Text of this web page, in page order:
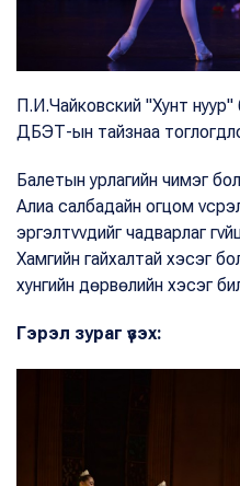
П.И.Чайковский "Хунт нуур"
ДБЭТ-ын тайзнаа
Балетын урлагийн чимэг
Алиа салбадайн огцом
эргэлтvvдийг чадварлаг
Хамгийн гайхалтай хэсэг
хунгийн дөрвөлийн хэсэг
Гэрэл зураг үзэх: